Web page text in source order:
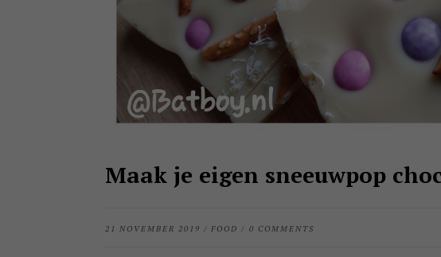
Maak je eigen sneeuwpop
21 NOVEMBER 2019 / FOOD / 0 COMMENTS